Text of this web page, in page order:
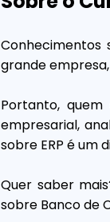
Conhecimentos
grande
Portanto,
empresarial,
sobre ERP é um
Quer saber
sobre Banco de